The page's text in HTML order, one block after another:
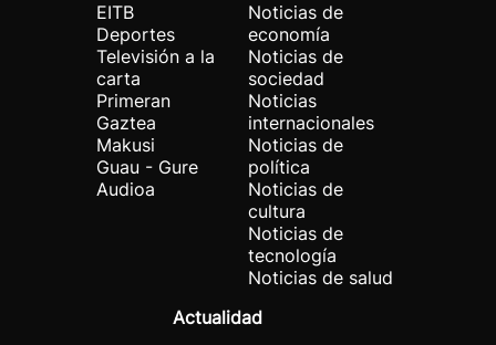
EITB
Deportes
Televisión a la
carta
Primeran
Gaztea
Makusi
Guau - Gure
Audioa
Noticias de
economía
Noticias de
sociedad
Noticias
internacionales
Noticias de
política
Noticias de
cultura
Noticias de
tecnología
Noticias de salud
Actualidad